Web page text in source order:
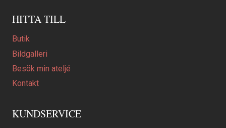
HITTA TILL
Butik
Bildgalleri
Besök min ateljé
Kontakt
KUNDSERVICE